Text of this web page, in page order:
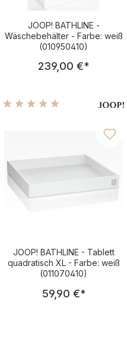
JOOP! BATHLINE -
Wäschebehälter - Farbe: weiß
(010950410)
Regulärer
239,00 €*
JOOP! BATHLINE - Tablett
quadratisch XL - Farbe: weiß
(011070410)
Regulärer
59,90 €*